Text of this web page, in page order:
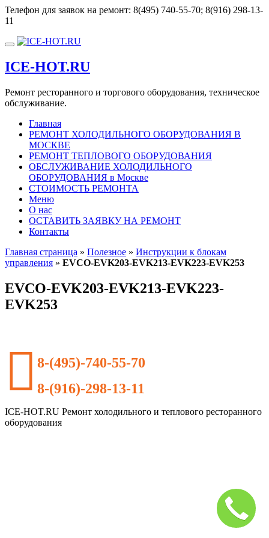
Перейти
к
Телефон для заявок на ремонт: 8(495) 740-55-70; 8(916) 298-13-
11
Показать/
навигацию
ICE-HOT.RU
Ремонт ресторанного и торгового оборудования, техническое
обслуживание.
Главная
РЕМОНТ ХОЛОДИЛЬНОГО ОБОРУДОВАНИЯ В
МОСКВЕ
РЕМОНТ ТЕПЛОВОГО ОБОРУДОВАНИЯ
ОБСЛУЖИВАНИЕ ХОЛОДИЛЬНОГО
ОБОРУДОВАНИЯ в Москве
СТОИМОСТЬ РЕМОНТА
Меню
О нас
ОСТАВИТЬ ЗАЯВКУ НА РЕМОНТ
Контакты
Главная страница » Полезное » Инструкции к блокам
управления » EVCO-EVK203-EVK213-EVK223-EVK253
EVCO-EVK203-EVK213-EVK223-
EVK253
8-(495)-740-55-70
8-(916)-298-13-11
ICE-HOT.RU Ремонт холодильного и теплового ресторанного
оборудования